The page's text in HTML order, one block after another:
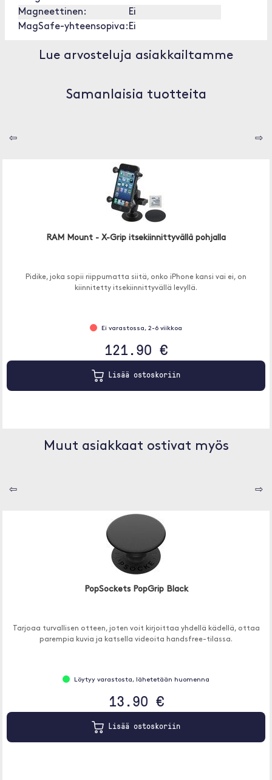
Magneettinen:
Ei
MagSafe-yhteensopiva: Ei
Lue arvosteluja asiakkailtamme
Samanlaisia tuotteita
⇦ ⇨
RAM Mount - X-Grip itsekiinnittyvällä pohjalla
Pidike, joka sopii riippumatta siitä, onko iPhone kansi vai ei, on
kiinnitetty itsekiinnittyvällä levyllä.
Ei varastossa, 2-6 viikkoa
121.90 €
Lisää ostoskoriin
Muut asiakkaat ostivat myös
⇦ ⇨
PopSockets PopGrip Black
Tarjoaa turvallisen otteen, joten voit kirjoittaa yhdellä kädellä, ottaa
parempia kuvia ja katsella videoita handsfree-tilassa.
Löytyy varastosta, lähetetään huomenna
13.90 €
Lisää ostoskoriin